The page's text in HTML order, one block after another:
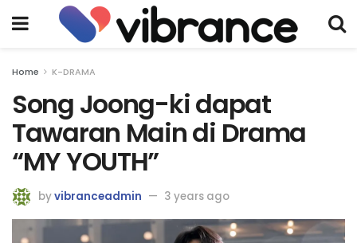
Home K-DRAMA
Song Joong-ki dapat
Tawaran Main di Drama
“MY YOUTH”
byvibranceadmin 3 years ago